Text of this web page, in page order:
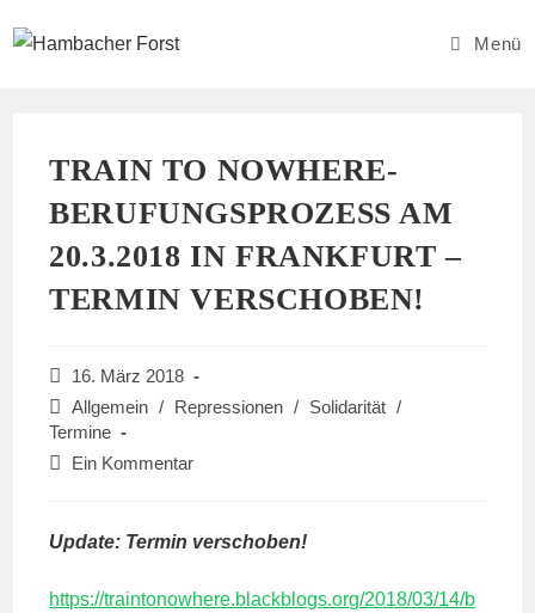
Inhalt
Menü
TRAIN TO NOWHERE-
BERUFUNGSPROZESS AM
20.3.2018 IN FRANKFURT –
TERMIN VERSCHOBEN!
Beitrag
veröffentlicht:
16. März 2018
Beitrags-
Kategorie:
Allgemein / Repressionen / Solidarität /
Termine
Beitrags-
Ein Kommentar
Update: Termin verschoben!
https://traintonowhere.blackblogs.org/2018/03/14/b